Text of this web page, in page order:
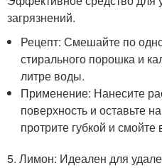
загрязнений.
Рецепт: Смешайте по
стирального порошка и
литре воды.
Применение: Нанесите
поверхность и оставьте
протрите губкой и смойте
5. Лимон: Идеален для